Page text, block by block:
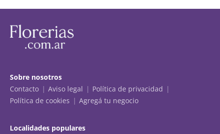
Sobre nosotros
Contacto
Aviso legal
Política de privacidad
Política de cookies
Agregá tu negocio
Localidades populares